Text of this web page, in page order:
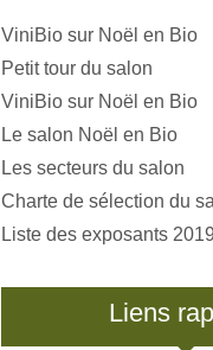
ViniBio sur Noël en Bio
Petit tour du salon
ViniBio sur Noël en Bio
Le salon Noël en Bio
Les secteurs du salon
Charte de sélection du
Liste des exposants 2019
Liens